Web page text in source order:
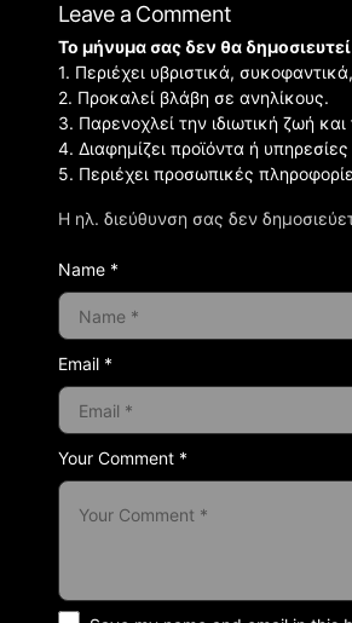
Leave a Comment
Η ηλ. διεύθυνση σας δεν
Your Comment *
Το μήνυμα σας δεν θα
1. Περιέχει υβριστικά,
2. Προκαλεί βλάβη σε ανηλίκους.
3. Παρενοχλεί την ιδιωτική ζωή
4. Διαφημίζει προϊόντα ή
5. Περιέχει προσωπικές
Name *
Email *